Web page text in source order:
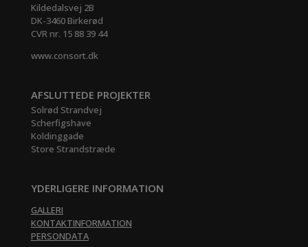
Kildedalsvej 2B
DK-3460 Birkerød
CVR nr. 15 88 39 44
www.consort.dk
AFSLUTTEDE PROJEKTER
Solrød Strandvej
Scherfigshave
Koldinggade
Store Strandstræde
YDERLIGERE INFORMATION
GALLERI
KONTAKTINFORMATION
PERSONDATA